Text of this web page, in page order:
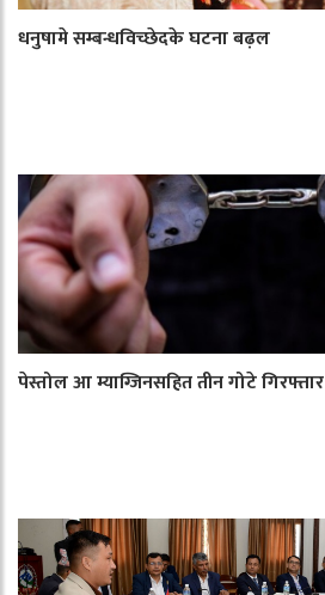
धनुषामे सम्बन्धविच्छेदके घटना बढ़ल
पेस्तोल आ म्याग्जिनसहित तीन गोटे गिरफ्तार